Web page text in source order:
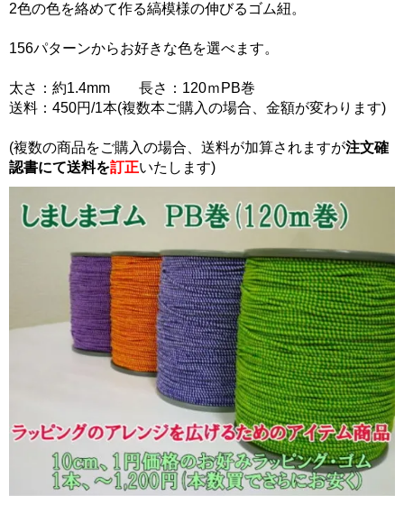
2色の色を絡めて作る縞模様の伸びるゴム紐。
156パターンからお好きな色を選べます。
太さ：約1.4mm 長さ：120ｍPB巻
送料：450円/1本(複数本ご購入の場合、金額が変わります)
(複数の商品をご購入の場合、送料が加算されますが注文確
認書にて送料を訂正いたします)